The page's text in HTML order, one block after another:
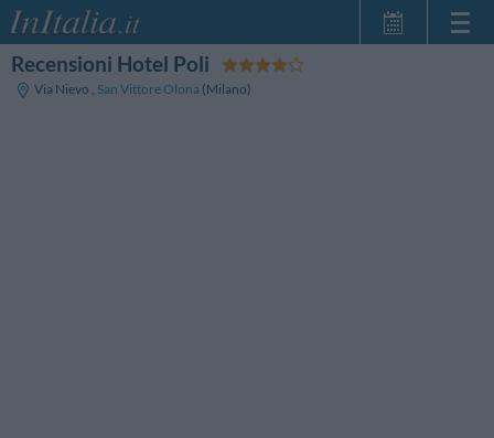
Recensioni Hotel Poli
Via Nievo , San Vittore Olona (Milano)